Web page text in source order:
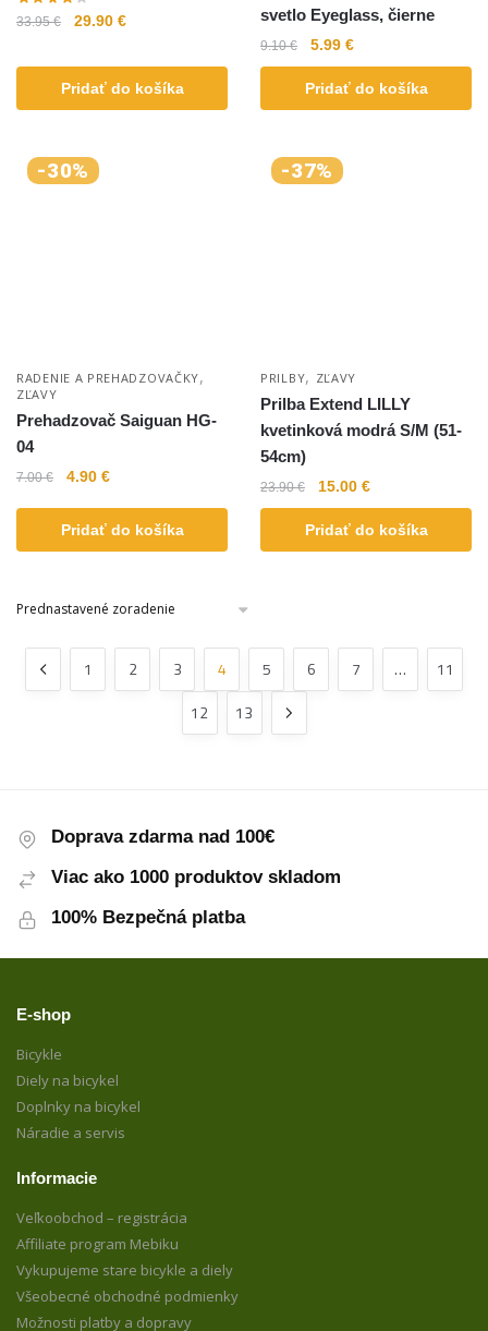
33.95€ 29.90 €
Pridať do košíka
svetlo Eyeglass, čierne
9.10€ 5.99 €
Pridať do košíka
-30%
RADENIE A PREHADZOVAČKY,
ZĽAVY
Prehadzovač Saiguan HG-
04
7.00€ 4.90 €
Pridať do košíka
-37%
PRILBY, ZĽAVY
Prilba Extend LILLY
kvetinková modrá S/M (51-
54cm)
23.90€ 15.00 €
Pridať do košíka
1 2 3 4 5 6 7 …
11
12
13
Doprava zdarma nad 100€
Viac ako 1000 produktov skladom
100% Bezpečná platba
E-shop
Bicykle
Diely na bicykel
Doplnky na bicykel
Náradie a servis
Informacie
Veľkoobchod – registrácia
Affiliate program Mebiku
Vykupujeme stare bicykle a diely
Všeobecné obchodné podmienky
Možnosti platby a dopravy